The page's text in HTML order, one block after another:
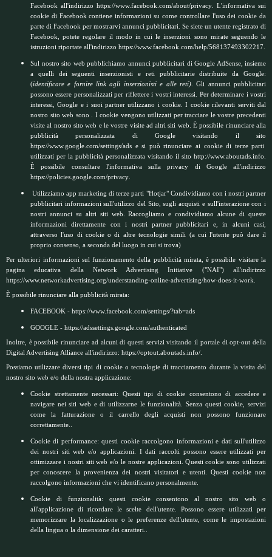
Facebook all'indirizzo https://www.facebook.com/about/privacy . L'informativa sui
cookie di Facebook contiene informazioni su come controllare l'uso dei cookie da
parte di Facebook per mostrarvi annunci pubblicitari. Se siete un utente registrato di
Facebook, potete regolare il modo in cui le inserzioni sono mirate seguendo le
istruzioni riportate all'indirizzo https://www.facebook.com/help/568137493302217
Sul nostro sito web pubblichiamo annunci pubblicitari di Google AdSense, insieme
a quelli dei seguenti inserzionisti e reti pubblicitarie distribuite da Google:
(identificare e fornire link agli inserzionisti e alle reti). Gli annunci pubblicitari
possono essere personalizzati per riflettere i vostri interessi. Per determinare i vostri
interessi, Google e i suoi partner utilizzano i cookie. I cookie rilevanti serviti dal
nostro sito web sono . I cookie vengono utilizzati per tracciare le vostre precedenti
visite al nostro sito web e le vostre visite ad altri siti web. È possibile rinunciare alla
pubblicità personalizzata di Google visitando il sito
https://www.google.com/settings/ads e si può rinunciare ai cookie di terze parti
utilizzati per la pubblicità personalizzata visitando il sito http://www.aboutads.info
È possibile consultare l'informativa sulla privacy di Google all'indirizzo
https://policies.google.com/privacy
Utilizziamo app marketing di terze parti "Hotjar" Condividiamo con i nostri partner
pubblicitari informazioni sull'utilizzo del Sito, sugli acquisti e sull'interazione con i
nostri annunci su altri siti web. Raccogliamo e condividiamo alcune di queste
informazioni direttamente con i nostri partner pubblicitari e, in alcuni casi,
attraverso l'uso di cookie o di altre tecnologie simili (a cui l'utente può dare il
proprio consenso, a seconda del luogo in cui si trova)
Per ulteriori informazioni sul funzionamento della pubblicità mirata, è possibile visitare la
pagina educativa della Network Advertising Initiative ("NAI") all'indirizzo
https://www.networkadvertising.org/understanding-online-advertising/how-does-it-work
È possibile rinunciare alla pubblicità mirata:
FACEBOOK - https://www.facebook.com/settings/?tab=ads
GOOGLE - https://adssettings.google.com/authenticated
Inoltre, è possibile rinunciare ad alcuni di questi servizi visitando il portale di opt-out della
Digital Advertising Alliance all'indirizzo: https://optout.aboutads.info/
Possiamo utilizzare diversi tipi di cookie o tecnologie di tracciamento durante la visita del
nostro sito web e/o della nostra applicazione:
Cookie strettamente necessari: Questi tipi di cookie consentono di accedere e
navigare nei siti web e di utilizzarne le funzionalità. Senza questi cookie, servizi
come la fatturazione o il carrello degli acquisti non possono funzionare
correttamente..
Cookie di performance: questi cookie raccolgono informazioni e dati sull'utilizzo
dei nostri siti web e/o applicazioni. I dati raccolti possono essere utilizzati per
ottimizzare i nostri siti web e/o le nostre applicazioni. Questi cookie sono utilizzati
per conoscere la provenienza dei nostri visitatori e utenti. Questi cookie non
raccolgono informazioni che vi identificano personalmente.
Cookie di funzionalità: questi cookie consentono al nostro sito web o
all'applicazione di ricordare le scelte dell'utente. Possono essere utilizzati per
memorizzare la localizzazione o le preferenze dell'utente, come le impostazioni
della lingua o la dimensione dei caratteri..